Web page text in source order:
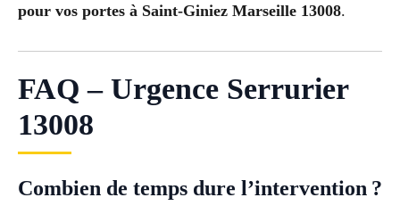
pour vos portes à Saint-Giniez Marseille 13008.
FAQ – Urgence Serrurier
13008
Combien de temps dure l’intervention ?